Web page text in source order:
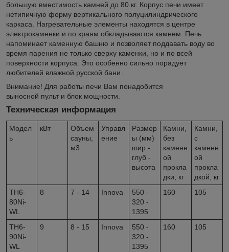
большую вместимость камней до 80 кг. Корпус печи имеет
нетипичную форму вертикального полуцилиндрического
каркаса. Нагревательные элементы находятся в центре
электрокаменки и по краям обкладываются камнем. Печь
напоминает каменную башню и позволяет поддавать воду во
время парения не только сверху каменки, но и по всей
поверхности корпуса. Это особенно сильно порадует
любителей влажной русской бани.
Внимание! Для работы печи Вам понадобится
выносной пульт и блок мощности.
Техническая информация
Модел
ь
кВт
Объем
сауны,
м3
Управл
ение
Размер
ы (мм)
шир -
глуб -
высота
Камни,
без
каменн
ой
прокла
дки, кг
Камни,
с
каменн
ой
прокла
дкой, кг
TH6-
80Ni-
WL
8 7 - 14 Innova
550 -
320 -
1395
160 105
TH6-
90Ni-
WL
9 8 - 15 Innova
550 -
320 -
1395
160 105